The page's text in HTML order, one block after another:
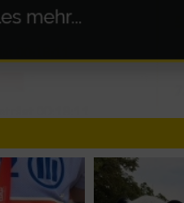
Kombinationen von Daten aus
Inhalten